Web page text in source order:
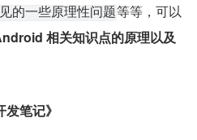
的一些原理性问题等等，可以
相关知识点的原理以及
笔记》